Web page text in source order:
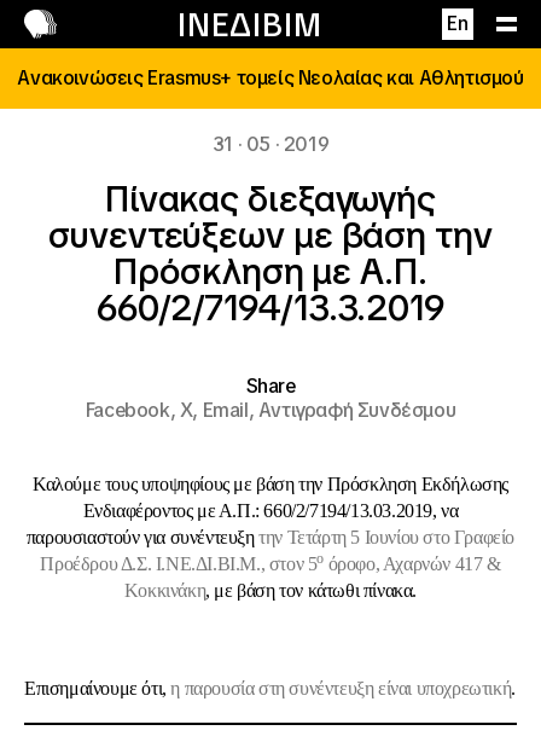
ΙΝΕΔΙΒΙΜ En
Επικοινωνία
Ανακοινώσεις Erasmus+ τομείς Νεολαίας και Αθλητισμού
31 · 05 · 2019
Πίνακας διεξαγωγής
συνεντεύξεων με βάση την
Πρόσκληση με Α.Π.
660/2/7194/13.3.2019
Share
Facebook,X, Email,Αντιγραφή Συνδέσμου
Καλούμε τους υποψηφίους με βάση την Πρόσκληση Εκδήλωσης
Ενδιαφέροντος με Α.Π.: 660/2/7194/13.03.2019, να
παρουσιαστούν για συνέντευξητην Τετάρτη 5 Ιουνίου στο Γραφείο
Προέδρου Δ.Σ. Ι.ΝΕ.ΔΙ.ΒΙ.Μ., στον 5ο όροφο, Αχαρνών 417 &
Κοκκινάκη, με βάση τον κάτωθι πίνακα.
Επισημαίνουμε ότι,η παρουσία στη συνέντευξη είναι υποχρεωτική.